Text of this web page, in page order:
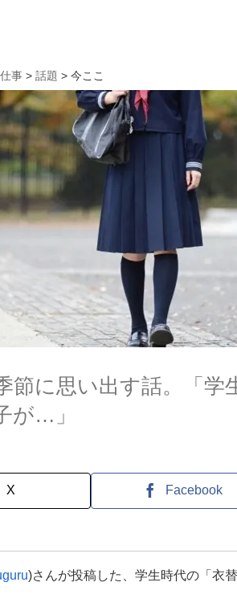
事 > 話題 > 今ここ
節に思い出す話。「学
が…」
X Facebook
)さんが投稿した、学生時代の「衣